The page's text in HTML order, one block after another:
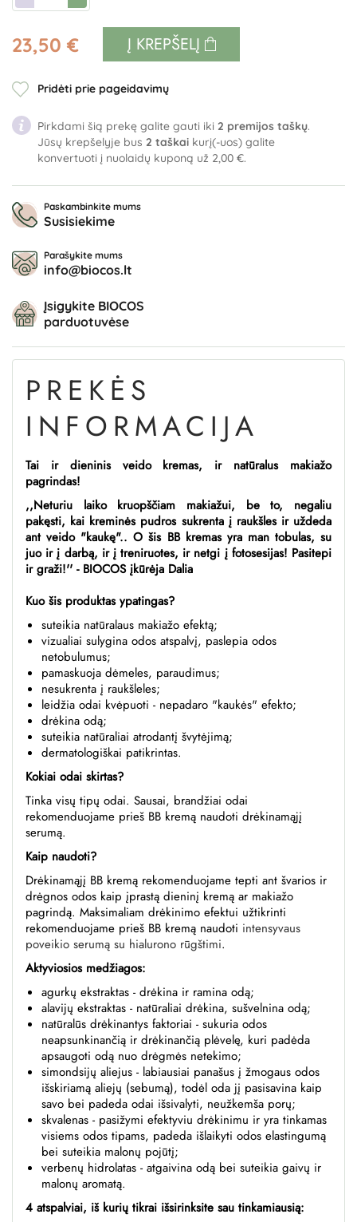
23,50 € Į KREPŠELĮ
Pridėti prie pageidavimų
Pirkdami šią prekę galite gauti iki 2 premijos taškų.
Jūsų krepšelyje bus 2 taškai kurį(-uos) galite
konvertuoti į nuolaidų kuponą už 2,00 €.
Paskambinkite mums
Susisiekime
Parašykite mums
info@biocos.lt
Įsigykite BIOCOS
parduotuvėse
PREKĖS
INFORMACIJA
Tai ir dieninis veido kremas, ir natūralus makiažo
pagrindas!
,,Neturiu laiko kruopščiam makiažui, be to, negaliu
pakęsti, kai kreminės pudros sukrenta į raukšles ir uždeda
ant veido "kaukę".. O šis BB kremas yra man tobulas, su
juo ir į darbą, ir į treniruotes, ir netgi į fotosesijas! Pasitepi
ir graži!'' - BIOCOS įkūrėja Dalia
Kuo šis produktas ypatingas?
suteikia natūralaus makiažo efektą;
vizualiai sulygina odos atspalvį, paslepia odos
netobulumus;
pamaskuoja dėmeles, paraudimus;
nesukrenta į raukšleles;
leidžia odai kvėpuoti - nepadaro "kaukės" efekto;
drėkina odą;
suteikia natūraliai atrodantį švytėjimą;
dermatologiškai patikrintas.
Kokiai odai skirtas?
Tinka visų tipų odai. Sausai, brandžiai odai
rekomenduojame prieš BB kremą naudoti drėkinamąjį
serumą.
Kaip naudoti?
Drėkinamąjį BB kremą rekomenduojame tepti ant švarios ir
drėgnos odos kaip įprastą dieninį kremą ar makiažo
pagrindą. Maksimaliam drėkinimo efektui užtikrinti
rekomenduojame prieš BB kremą naudoti intensyvaus
poveikio serumą su hialurono rūgštimi.
Aktyviosios medžiagos:
agurkų ekstraktas - drėkina ir ramina odą;
alavijų ekstraktas - natūraliai drėkina, sušvelnina odą;
natūralūs drėkinantys faktoriai - sukuria odos
neapsunkinančią ir drėkinančią plėvelę, kuri padėda
apsaugoti odą nuo drėgmės netekimo;
simondsijų aliejus - labiausiai panašus į žmogaus odos
išskiriamą aliejų (sebumą), todėl oda jį pasisavina kaip
savo bei padeda odai išsivalyti, neužkemša porų;
skvalenas - pasižymi efektyviu drėkinimu ir yra tinkamas
visiems odos tipams, padeda išlaikyti odos elastingumą
bei suteikia malonų pojūtį;
verbenų hidrolatas - atgaivina odą bei suteikia gaivų ir
malonų aromatą.
4 atspalviai, iš kurių tikrai išsirinksite sau tinkamiausią: